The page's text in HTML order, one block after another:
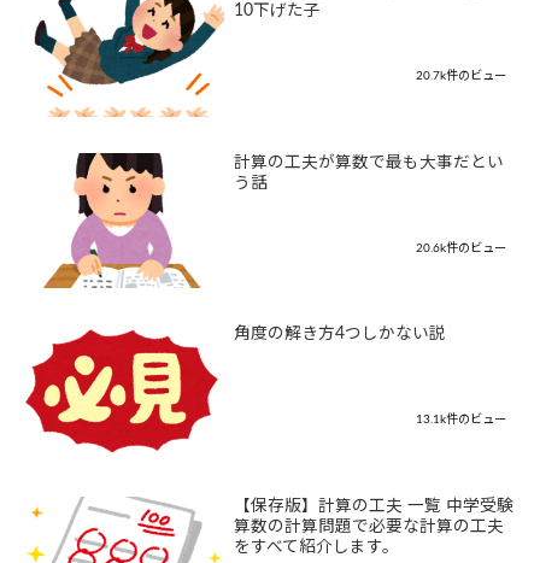
10下げた子
20.7k件のビュー
計算の工夫が算数で最も大事だとい
う話
20.6k件のビュー
角度の解き方4つしかない説
13.1k件のビュー
【保存版】計算の工夫 一覧 中学受験
算数の計算問題で必要な計算の工夫
をすべて紹介します。